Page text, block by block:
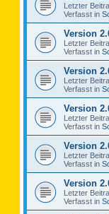
Letzter
Verfasst in
Version
Letzter
Verfasst in
Version
Letzter
Verfasst in
Version
Letzter
Verfasst in
Version
Letzter
Verfasst in
Version
Letzter
Verfasst in